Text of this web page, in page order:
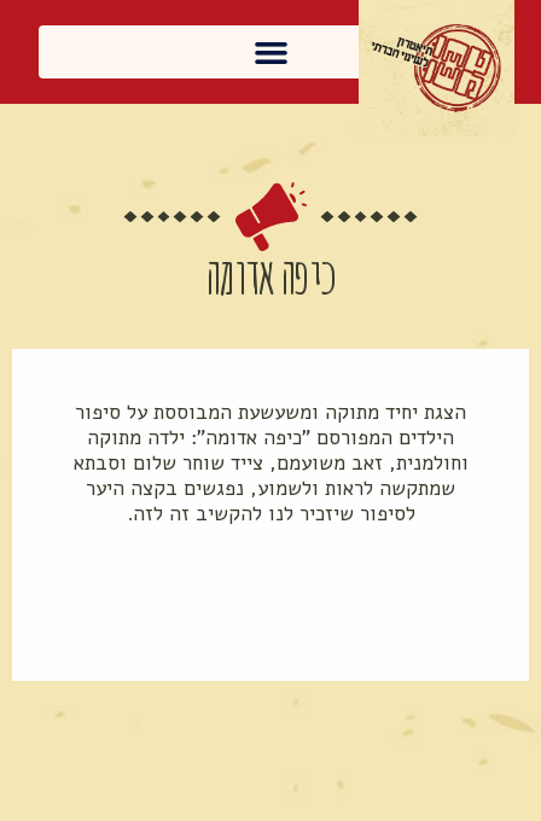
כיפה אדומה
כיפה אדומה
הצגת יחיד מתוקה ומשעשעת המבוססת על סיפור
הילדים המפורסם "כיפה אדומה": ילדה מתוקה
וחולמנית, זאב משועמם, צייד שוחר שלום וסבתא
שמתקשה לראות ולשמוע, נפגשים בקצה היער
לסיפור שיזכיר לנו להקשיב זה לזה.